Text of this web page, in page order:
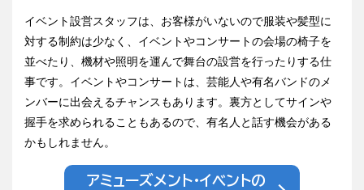
イベント設営スタッフは、お客様がいないので服装や髪型に
対する制約は少なく、イベントやコンサートの会場の椅子を
並べたり、機材や照明を運んで舞台の設営を行ったりする仕
事です。イベントやコンサートは、芸能人や有名バンドのメ
ンバーに出会えるチャンスもあります。裏方としてサインや
握手を求められることもあるので、有名人と話す機会がある
かもしれません。
アミューズメント・イベントの